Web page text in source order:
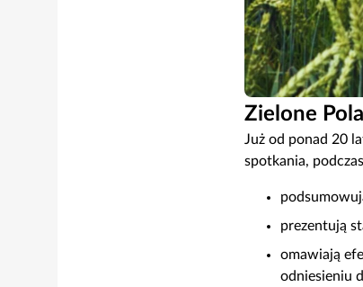
Zielone
Już od ponad 20
spotkania,
prezentują
omawiają
odniesieniu